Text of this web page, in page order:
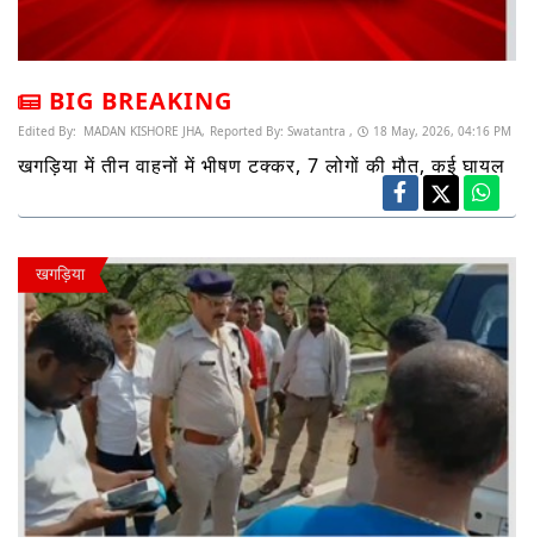
BIG BREAKING
Edited By: MADAN KISHORE JHA, Reported By: Swatantra , 18 May, 2026, 04:16 PM
खगड़िया में तीन वाहनों में भीषण टक्कर, 7 लोगों की मौत, कई घायल
खगड़िया